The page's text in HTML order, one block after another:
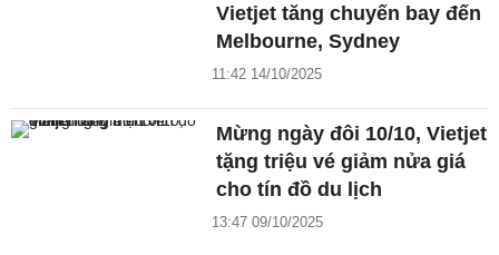
Vietjet tăng chuyến bay đến
Melbourne, Sydney
11:42 14/10/2025
Mừng ngày đôi 10/10, Vietjet
tặng triệu vé giảm nửa giá
cho tín đồ du lịch
13:47 09/10/2025